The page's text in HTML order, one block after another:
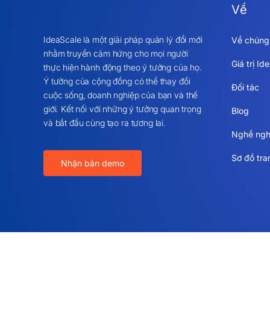
IdeaScale là một giải pháp quản lý đổi mới
nhằm truyền cảm hứng cho mọi người
thực hiện hành động theo ý tưởng của họ.
Ý tưởng của cộng đồng có thể thay đổi
cuộc sống, doanh nghiệp của bạn và thế
giới. Kết nối với những ý tưởng quan trọng
và bắt đầu cùng tạo ra tương lai.
Nhận bản demo
Về
Về
Giá trị
Đối tác
Blog
Nghề
Sơ đồ